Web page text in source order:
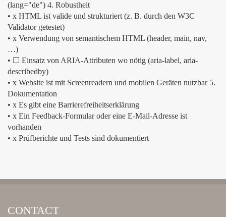
(lang="de") 4. Robustheit
• x HTML ist valide und strukturiert (z. B. durch den W3C
Validator getestet)
• x Verwendung von semantischem HTML (header, main, nav,
…)
• ☐ Einsatz von ARIA-Attributen wo nötig (aria-label, aria-
describedby)
• x Website ist mit Screenreadern und mobilen Geräten nutzbar 5.
Dokumentation
• x Es gibt eine Barrierefreiheitserklärung
• x Ein Feedback-Formular oder eine E-Mail-Adresse ist
vorhanden
• x Prüfberichte und Tests sind dokumentiert
CONTACT